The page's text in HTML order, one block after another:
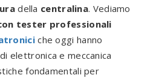
della centralina. Vediamo
tester professionali
che oggi hanno
elettronica e meccanica
fondamentali per